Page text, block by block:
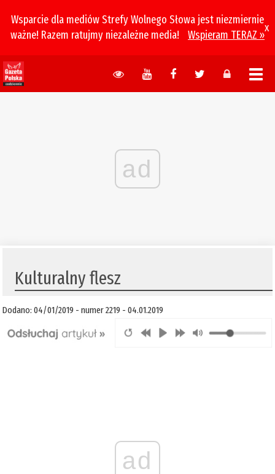
Wsparcie dla mediów Strefy Wolnego Słowa jest niezmiernie
ważne! Razem ratujmy niezależne media!
Wspieram TERAZ »
x
ad
Kulturalny flesz
Dodano: 04/01/2019 - numer 2219 - 04.01.2019
ad